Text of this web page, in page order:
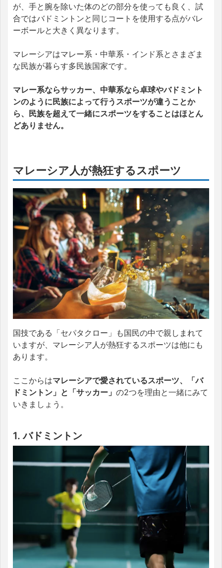
が、手と腕を除いた体のどの部分を使っても良く、試
合ではバドミントンと同じコートを使用する点がバレ
ーボールと大きく異なります。
マレーシアはマレー系・中華系・インド系とさまざま
な民族が暮らす多民族国家です。
マレー系ならサッカー、中華系なら卓球やバドミント
ンのように民族によって行うスポーツが違うことか
ら、民族を超えて一緒にスポーツをすることはほとん
どありません。
マレーシア人が熱狂するスポーツ
国技である「セパタクロー」も国民の中で親しまれて
いますが、マレーシア人が熱狂するスポーツは他にも
あります。
ここからはマレーシアで愛されているスポーツ、「バ
ドミントン」と「サッカー」 の2つを理由と一緒にみて
いきましょう。
1. バドミントン